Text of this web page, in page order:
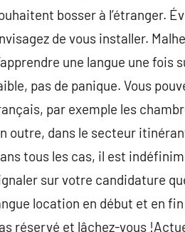
bosser à l’étranger.
de vous installer.
une langue une fois
pas de panique. Vous
par exemple les
outre, dans le secteur
tous les cas, il est
sur votre candidature
location en début et en
réservé et lâchez-vous